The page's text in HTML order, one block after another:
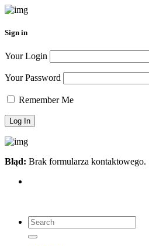
Sign in
Your Login
Your Password
Remember Me
Błąd: Brak formularza kontaktowego.
Search
for:
Search